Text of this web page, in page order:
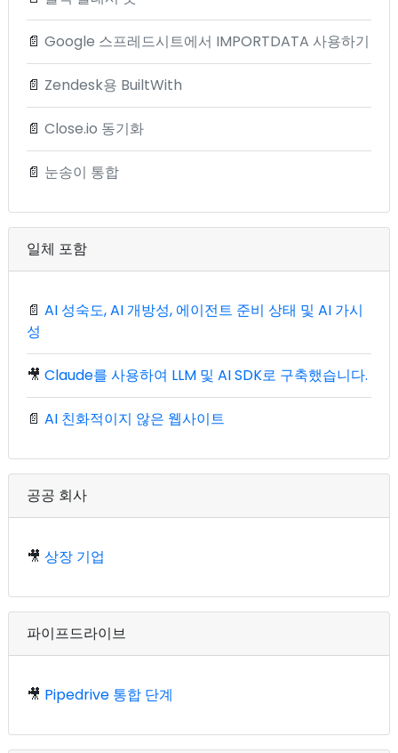
📄 Google 스프레드시트에서 IMPORTDATA 사용하기
📄 Zendesk용 BuiltWith
📄 Close.io 동기화
📄 눈송이 통합
일체 포함
📄 AI 성숙도, AI 개방성, 에이전트 준비 상태 및 AI 가시
성
🎥 Claude를 사용하여 LLM 및 AI SDK로 구축했습니다.
📄 AI 친화적이지 않은 웹사이트
공공 회사
🎥 상장 기업
파이프드라이브
🎥 Pipedrive 통합 단계